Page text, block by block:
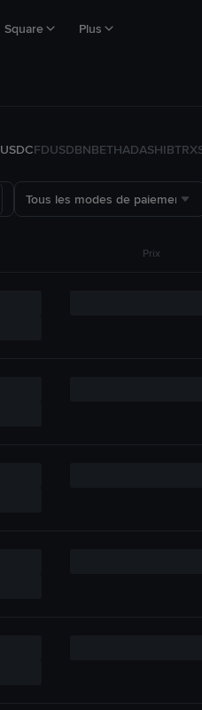
Square Plus
USDCFDUSDBNBETHADASHIBTRX
Tous les modes de paiement
Prix